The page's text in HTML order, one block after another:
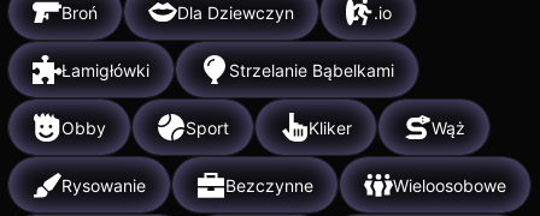
Broń Dla Dziewczyn .io
Łamigłówki Strzelanie Bąbelkami
Obby Sport Kliker Wąż
Rysowanie Bezczynne Wieloosobowe